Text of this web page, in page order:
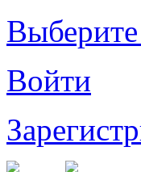
Войти